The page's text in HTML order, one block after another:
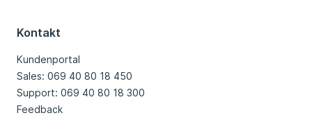
Kontakt
Kundenportal
Sales: 069 40 80 18 450
Support: 069 40 80 18 300
Feedback